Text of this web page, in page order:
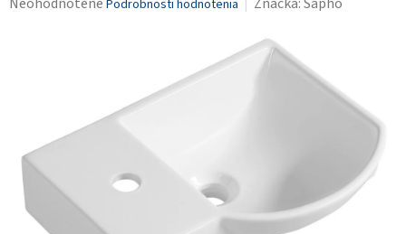
hviezdičiek.
Podrobnosti hodnotenia